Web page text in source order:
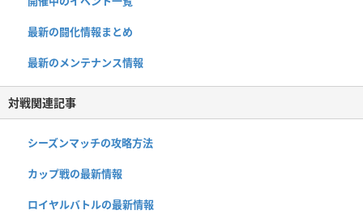
最新の闘化情報まとめ
最新のメンテナンス情報
対戦関連記事
シーズンマッチの攻略方法
カップ戦の最新情報
ロイヤルバトルの最新情報